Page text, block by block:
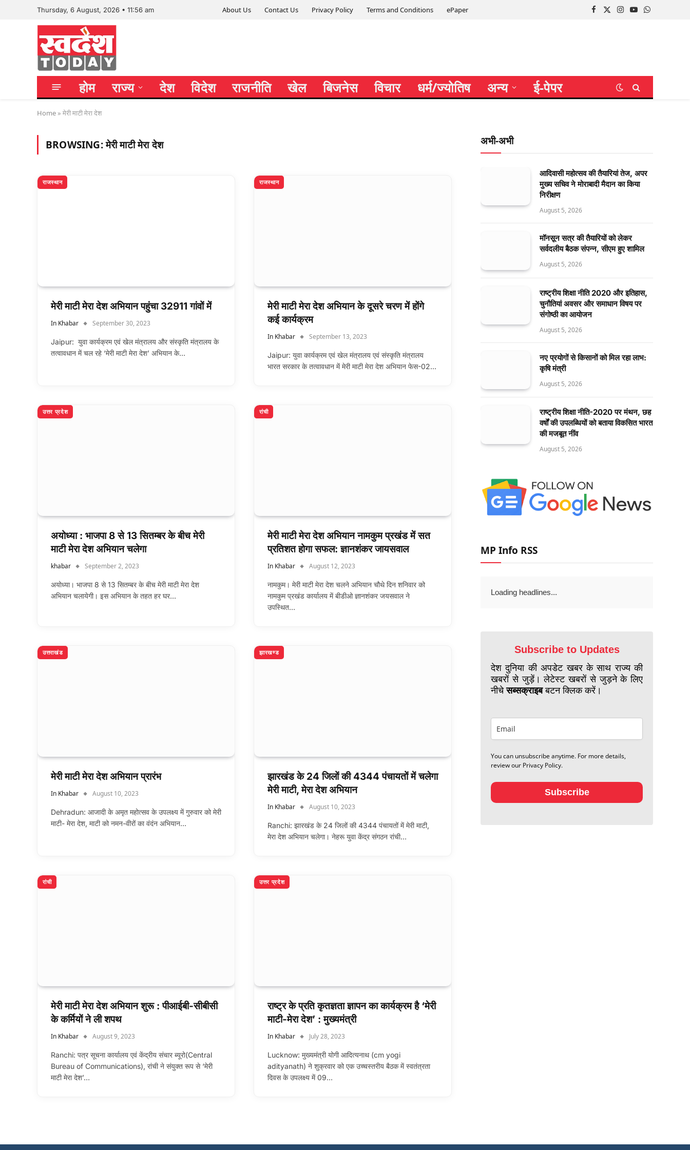
Thursday, 6 August, 2026 • 11:56 am About Us Contact Us Privacy Policy Terms and Conditions ePaper
Facebook
X
Instagram
YouTubeWhatsApp
होम राज्य देश विदेश राजनीति खेल बिजनेस विचार धर्म/ज्योतिष अन्य ई-पेपर
Home » मेरी माटी मेरा देश
BROWSING:मेरी माटी मेरा देश
राजस्थान
मेरी माटी मेरा देश अभियान पहुंचा 32911 गांवों में
In Khabar September 30, 2023
Jaipur: युवा कार्यक्रम एवं खेल मंत्रालय और संस्कृति मंत्रालय के
तत्वावधान में चल रहे ‘मेरी माटी मेरा देश’ अभियान के…
राजस्थान
मेरी माटी मेरा देश अभियान के दूसरे चरण में होंगे
कई कार्यक्रम
In Khabar September 13, 2023
Jaipur: युवा कार्यक्रम एवं खेल मंत्रालय एवं संस्कृति मंत्रालय
भारत सरकार के तत्वावधान में मेरी माटी मेरा देश अभियान फेस-02…
उत्तर प्रदेश
अयोध्या : भाजपा 8 से 13 सितम्बर के बीच मेरी
माटी मेरा देश अभियान चलेगा
khabar September 2, 2023
अयोध्या। भाजपा 8 से 13 सितम्बर के बीच मेरी माटी मेरा देश
अभियान चलायेगी। इस अभियान के तहत हर घर…
रांची
मेरी माटी मेरा देश अभियान नामकुम प्रखंड में सत
प्रतिशत होगा सफल: ज्ञानशंकर जायसवाल
In Khabar August 12, 2023
नामकुम। मेरी माटी मेरा देश चलने अभियान चौथे दिन शनिवार को
नामकुम प्रखंड कार्यालय में बीडीओ ज्ञानशंकर जयसवाल ने
उपस्थित…
उत्तराखंड
मेरी माटी मेरा देश अभियान प्रारंभ
In Khabar August 10, 2023
Dehradun: आजादी के अमृत महोत्सव के उपलक्ष्य में गुरुवार को मेरी
माटी- मेरा देश, माटी को नमन-वीरों का वंदंन अभियान…
झारखण्ड
झारखंड के 24 जिलों की 4344 पंचायतों में चलेगा
मेरी माटी, मेरा देश अभियान
In Khabar August 10, 2023
Ranchi: झारखंड के 24 जिलों की 4344 पंचायतों में मेरी माटी,
मेरा देश अभियान चलेगा। नेहरू युवा केंद्र संगठन रांची…
रांची
मेरी माटी मेरा देश अभियान शुरू : पीआईबी-सीबीसी
के कर्मियों ने ली शपथ
In Khabar August 9, 2023
Ranchi: पत्र सूचना कार्यालय एवं केंद्रीय संचार ब्यूरो(Central
Bureau of Communications), रांची ने संयुक्त रूप से ‘मेरी
माटी मेरा देश’…
उत्तर प्रदेश
राष्ट्र के प्रति कृतज्ञता ज्ञापन का कार्यक्रम है ‘मेरी
माटी-मेरा देश’ : मुख्यमंत्री
In Khabar July 28, 2023
Lucknow: मुख्यमंत्री योगी आदित्यनाथ (cm yogi
adityanath) ने शुक्रवार को एक उच्चस्तरीय बैठक में स्वतंत्रता
दिवस के उपलक्ष्य में 09…
अभी-अभी
आदिवासी महोत्सव की तैयारियां तेज, अपर
मुख्य सचिव ने मोराबादी मैदान का किया
निरीक्षण
August 5, 2026
मॉनसून सत्र की तैयारियों को लेकर
सर्वदलीय बैठक संपन्न, सीएम हुए शामिल
August 5, 2026
राष्ट्रीय शिक्षा नीति 2020 और इतिहास,
चुनौतियां अवसर और समाधान विषय पर
संगोष्ठी का आयोजन
August 5, 2026
नए प्रयोगों से किसानों को मिल रहा लाभ:
कृषि मंत्री
August 5, 2026
राष्ट्रीय शिक्षा नीति-2020 पर मंथन, छह
वर्षों की उपलब्धियों को बताया विकसित भारत
की मजबूत नींव
August 5, 2026
MP Info RSS
Loading headlines...
Subscribe to Updates
देश दुनिया की अपडेट खबर के साथ राज्य की
खबरों से जुड़ें। लेटेस्ट खबरों से जुड़ने के लिए
नीचेसब्सक्राइबबटन क्लिक करें।
You can unsubscribe anytime. For more details,
review our Privacy Policy.
Subscribe